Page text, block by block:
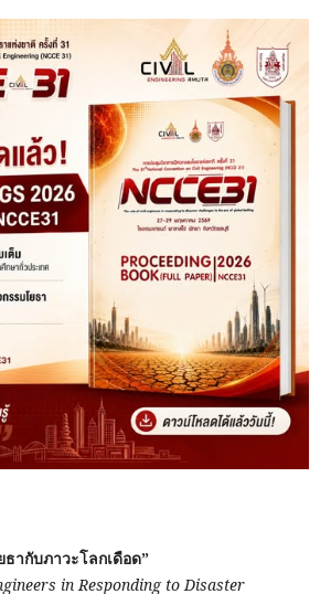
ากับภาวะโลกเดือด”
in Responding to Disaster